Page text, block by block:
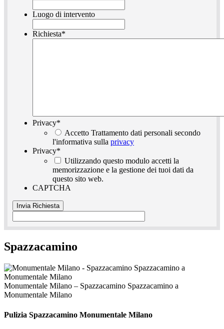
Luogo di intervento
Richiesta*
Privacy*
Accetto Trattamento dati personali secondo
l'informativa sulla privacy
Privacy*
Utilizzando questo modulo accetti la
memorizzazione e la gestione dei tuoi dati da
questo sito web.
CAPTCHA
Spazzacamino
Monumentale Milano – Spazzacamino Spazzacamino a
Monumentale Milano
Pulizia Spazzacamino Monumentale Milano